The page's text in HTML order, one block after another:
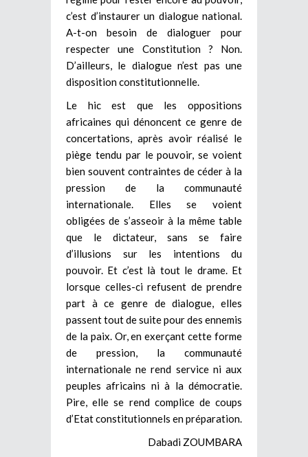
c’est d’instaurer un dialogue national.
A-t-on besoin de dialoguer pour
respecter une Constitution ? Non.
D’ailleurs, le dialogue n’est pas une
disposition constitutionnelle.
Le hic est que les oppositions
africaines qui dénoncent ce genre de
concertations, après avoir réalisé le
piège tendu par le pouvoir, se voient
bien souvent contraintes de céder à la
pression de la communauté
internationale. Elles se voient
obligées de s’asseoir à la même table
que le dictateur, sans se faire
d’illusions sur les intentions du
pouvoir. Et c’est là tout le drame. Et
lorsque celles-ci refusent de prendre
part à ce genre de dialogue, elles
passent tout de suite pour des ennemis
de la paix. Or, en exerçant cette forme
de pression, la communauté
internationale ne rend service ni aux
peuples africains ni à la démocratie.
Pire, elle se rend complice de coups
d’Etat constitutionnels en préparation.
Dabadi ZOUMBARA